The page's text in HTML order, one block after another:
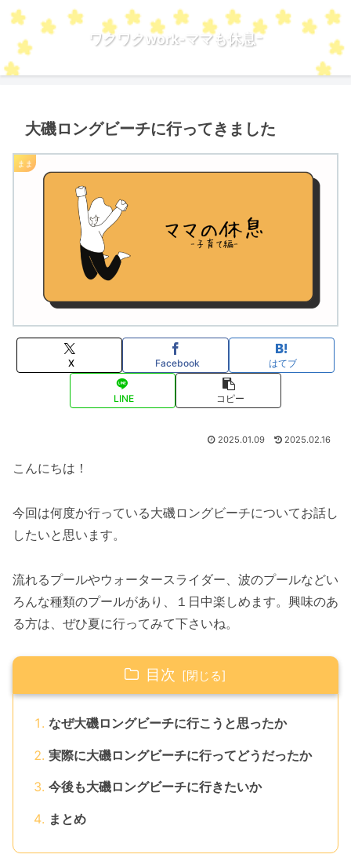
ワクワクwork-ママも休息ｰ
大磯ロングビーチに行ってきました
まま
X Facebook はてブ
LINE コピー
2025.01.09 2025.02.16
こんにちは！
今回は何度か行っている大磯ロングビーチについてお話し
したいと思います。
流れるプールやウォータースライダー、波のプールなどい
ろんな種類のプールがあり、１日中楽しめます。興味のあ
る方は、ぜひ夏に行ってみて下さいね。
目次
なぜ大磯ロングビーチに行こうと思ったか
実際に大磯ロングビーチに行ってどうだったか
今後も大磯ロングビーチに行きたいか
まとめ